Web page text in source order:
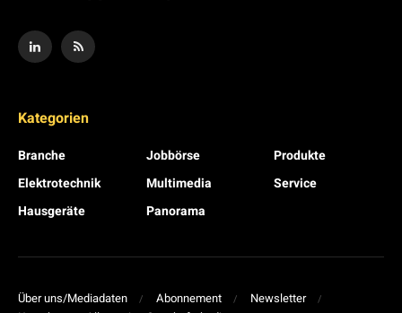
Kategorien
Branche
Elektrotechnik
Hausgeräte
Jobbörse
Multimedia
Panorama
Produkte
Service
Über uns/Mediadaten Abonnement
Newsletter